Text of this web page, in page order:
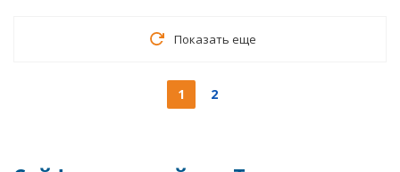
Показать еще
1 2